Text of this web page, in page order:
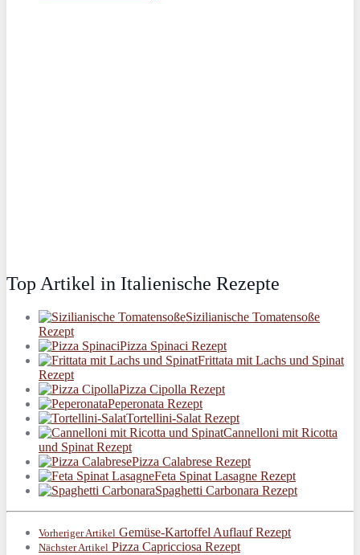
Top Artikel in Italienische Rezepte
Sizilianische Tomatensoße
Rezept
Pizza Spinaci Rezept
Frittata mit Lachs und Spinat
Rezept
Pizza Cipolla Rezept
Peperonata Rezept
Tortellini-Salat Rezept
Cannelloni mit Ricotta
und Spinat Rezept
Pizza Calabrese Rezept
Feta Spinat Lasagne Rezept
Spaghetti Carbonara Rezept
Vorheriger Artikel Gemüse-Kartoffel Auflauf Rezept
Nächster Artikel Pizza Capricciosa Rezept